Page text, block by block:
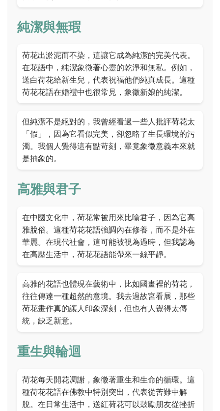
純潔與無瑕
荷花出淤泥而不染，這讓它成為純潔的完美代表。
在花語中，純潔象徵著心靈的乾淨和無私。例如，
送白荷花給新生兒，代表祝福他們純真成長。這種
荷花花語在婚禮中也很常見，象徵新娘的純潔。
但純潔不是絕對的，我曾經看過一些人批評荷花太
「假」，因為它看似完美，卻忽略了生長環境的污
濁。我個人覺得這有點苛刻，畢竟象徵意義本來就
是抽象的。
高雅與君子
在中國文化中，荷花常被用來比喻君子，因為它高
雅脫俗。這種荷花花語強調內在修養，而不是外在
華麗。在現代社會，這可能被視為過時，但我認為
在高壓生活中，荷花花語能帶來一絲平靜。
高雅的花語也體現在藝術中，比如國畫裡的荷花，
往往傳達一種超然的意境。我去過故宮看展，那些
荷花畫作真的讓人印象深刻，但也有人覺得太傳
統，缺乏新意。
重生與輪迴
荷花每天開花凋謝，象徵著重生和生命的循環。這
種荷花花語在佛教中特別突出，代表從苦難中解
脫。在日常生活中，送紅荷花可以鼓勵朋友從挫折